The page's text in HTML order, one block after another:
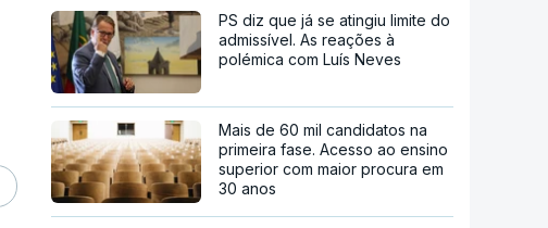
PS diz que já se atingiu limite do
admissível. As reações à
polémica com Luís Neves
Mais de 60 mil candidatos na
primeira fase. Acesso ao ensino
superior com maior procura em
30 anos